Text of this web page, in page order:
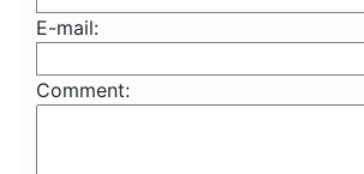
E-mail:
Comment: